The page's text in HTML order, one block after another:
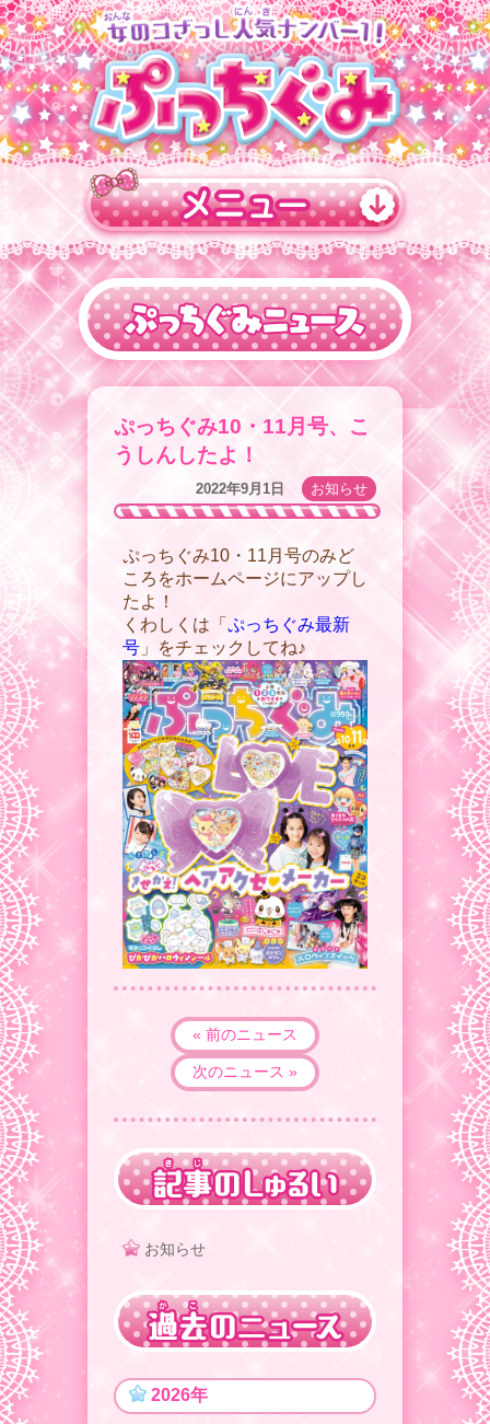
ぷっちぐみ10・11月号、こ
うしんしたよ！
2022年9月1日 お知らせ
ぷっちぐみ10・11月号のみど
ころをホームページにアップし
たよ！
くわしくは「 ぷっちぐみ最新
号 」をチェックしてね♪
« 前のニュース
次のニュース »
お知らせ
2026年